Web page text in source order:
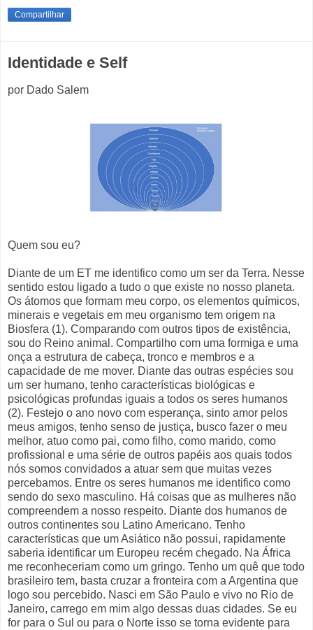
Compartilhar
Identidade e Self
por Dado Salem
Quem sou eu?
Diante de um ET me identifico como um ser da Terra. Nesse
sentido estou ligado a tudo o que existe no nosso planeta.
Os átomos que formam meu corpo, os elementos químicos,
minerais e vegetais em meu organismo tem origem na
Biosfera (1). Comparando com outros tipos de existência,
sou do Reino animal. Compartilho com uma formiga e uma
onça a estrutura de cabeça, tronco e membros e a
capacidade de me mover. Diante das outras espécies sou
um ser humano, tenho características biológicas e
psicológicas profundas iguais a todos os seres humanos
(2). Festejo o ano novo com esperança, sinto amor pelos
meus amigos, tenho senso de justiça, busco fazer o meu
melhor, atuo como pai, como filho, como marido, como
profissional e uma série de outros papéis aos quais todos
nós somos convidados a atuar sem que muitas vezes
percebamos. Entre os seres humanos me identifico como
sendo do sexo masculino. Há coisas que as mulheres não
compreendem a nosso respeito. Diante dos humanos de
outros continentes sou Latino Americano. Tenho
características que um Asiático não possui, rapidamente
saberia identificar um Europeu recém chegado. Na África
me reconheceriam como um gringo. Tenho um quê que todo
brasileiro tem, basta cruzar a fronteira com a Argentina que
logo sou percebido. Nasci em São Paulo e vivo no Rio de
Janeiro, carrego em mim algo dessas duas cidades. Se eu
for para o Sul ou para o Norte isso se torna evidente para